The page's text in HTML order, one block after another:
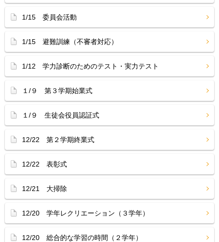
1/15 委員会活動
1/15 避難訓練（不審者対応）
1/12 学力診断のためのテスト・実力テスト
１/９ 第３学期始業式
１/９ 生徒会役員認証式
12/22 第２学期終業式
12/22 表彰式
12/21 大掃除
12/20 学年レクリエーション（３学年）
12/20 総合的な学習の時間（２学年）